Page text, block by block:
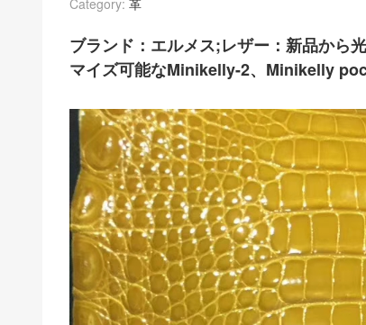
Category: 革
ブランド：エルメス;レザー：新品から
マイズ可能なMinikelly-2、Minikelly